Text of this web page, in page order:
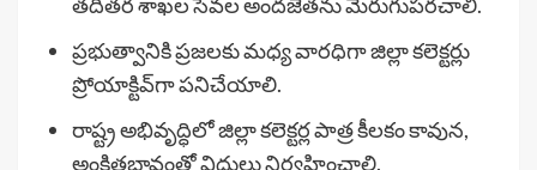
ప్రభుత్వానికి ప్రజలకు మధ్య వారధిగా జిల్లా కలెక్టర్లు
ప్రోయాక్టివ్‌గా పనిచేయాలి.
రాష్ట్ర అభివృద్ధిలో జిల్లా కలెక్టర్ల పాత్ర కీలకం కావున,
అంకితభావంతో విధులు నిర్వహించాలి.